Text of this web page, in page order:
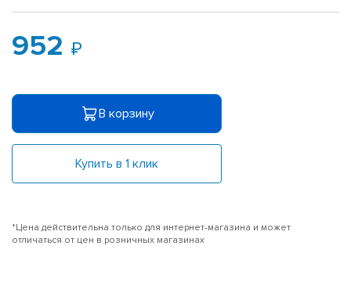
952
В корзину
Купить в 1 клик
*Цена действительна только для интернет-магазина и может
отличаться от цен в розничных магазинах